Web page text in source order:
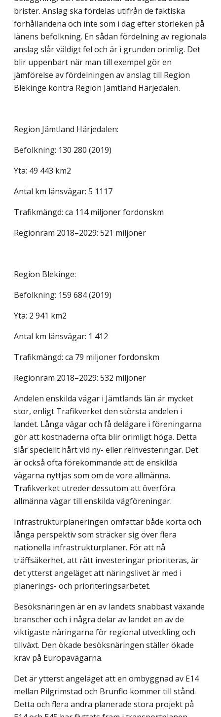
brister. Anslag ska fördelas utifrån de faktiska
förhållandena och inte som i dag efter storleken på
länens befolkning. En sådan fördelning av regionala
anslag slår väldigt fel och är i grunden orimlig. Det
blir uppenbart när man till exempel gör en
jämförelse av fördelningen av anslag till Region
Blekinge kontra Region Jämtland Härjedalen.
Region Jämtland Härjedalen:
Befolkning: 130 280 (2019)
Yta: 49 443 km2
Antal km länsvägar: 5 1117
Trafikmängd: ca 114 miljoner fordonskm
Regionram 2018–2029: 521 miljoner
Region Blekinge:
Befolkning: 159 684 (2019)
Yta: 2 941 km2
Antal km länsvägar: 1 412
Trafikmängd: ca 79 miljoner fordonskm
Regionram 2018–2029: 532 miljoner
Andelen enskilda vägar i Jämtlands län är mycket
stor, enligt Trafikverket den största andelen i
landet. Långa vägar och få delägare i föreningarna
gör att kostnaderna ofta blir orimligt höga. Detta
slår speciellt hårt vid ny- eller reinvesteringar. Det
är också ofta förekommande att de enskilda
vägarna nyttjas som om de vore allmänna.
Trafikverket utreder dessutom att överföra
allmänna vägar till enskilda vägföreningar.
Infrastrukturplaneringen omfattar både korta och
långa perspektiv som sträcker sig över flera
nationella infrastrukturplaner. För att nå
träffsäkerhet, att rätt investeringar prioriteras, är
det ytterst angeläget att näringslivet är med i
planerings- och prioriterings­arbetet.
Besöksnäringen är en av landets snabbast växande
branscher och i några delar av landet en av de
viktigaste näringarna för regional utveckling och
tillväxt. Den ökade besöksnäringen ställer ökade
krav på Europavägarna.
Det är ytterst angeläget att en ombyggnad av E14
mellan Pilgrimstad och Brunflo kommer till stånd.
Detta och flera andra planerade stora projekt på